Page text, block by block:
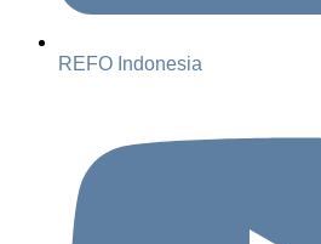
REFO Indonesia